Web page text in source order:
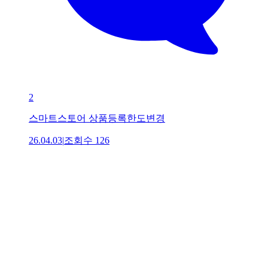
2
스마트스토어 상품등록한도변경
26.04.03|조회수 126